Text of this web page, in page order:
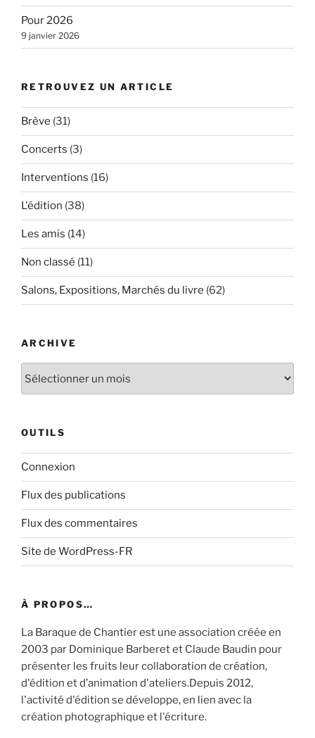
Pour 2026
9 janvier 2026
RETROUVEZ UN ARTICLE
Brève (31)
Concerts (3)
Interventions (16)
L'édition (38)
Les amis (14)
Non classé (11)
Salons, Expositions, Marchés du livre (62)
ARCHIVE
OUTILS
Connexion
Flux des publications
Flux des commentaires
Site de WordPress-FR
À PROPOS…
La Baraque de Chantier est une association créée en
2003 par Dominique Barberet et Claude Baudin pour
présenter les fruits leur collaboration de création,
d'édition et d’animation d'ateliers.Depuis 2012,
l'activité d'édition se développe, en lien avec la
création photographique et l'écriture.